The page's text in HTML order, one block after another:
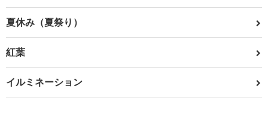
夏休み（夏祭り）
紅葉
イルミネーション